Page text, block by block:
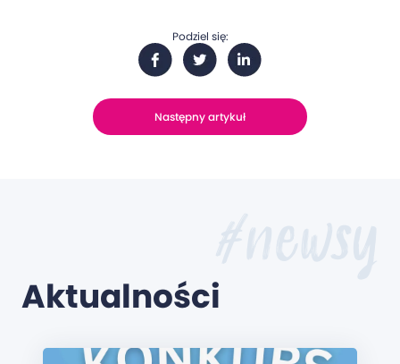
Podziel się:
Następny artykuł
Aktualności